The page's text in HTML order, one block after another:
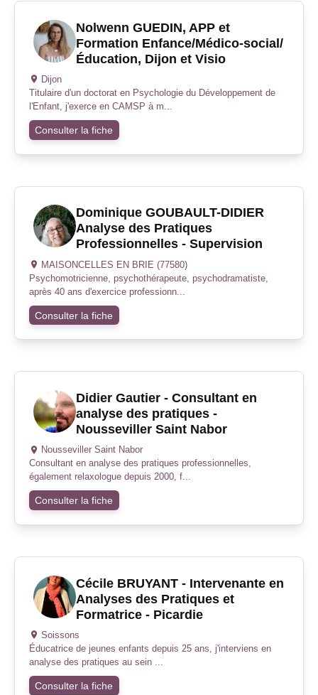
Nolwenn GUEDIN, APP et
Formation Enfance/Médico-social/
Éducation, Dijon et Visio
Dijon
Titulaire d'un doctorat en Psychologie du Développement de
l'Enfant, j'exerce en CAMSP à m...
Consulter la fiche
Dominique GOUBAULT-DIDIER
Analyse des Pratiques
Professionnelles - Supervision
MAISONCELLES EN BRIE (77580)
Psychomotricienne, psychothérapeute, psychodramatiste,
après 40 ans d'exercice professionn...
Consulter la fiche
Didier Gautier - Consultant en
analyse des pratiques -
Nousseviller Saint Nabor
Nousseviller Saint Nabor
Consultant en analyse des pratiques professionnelles,
également relaxologue depuis 2000, f...
Consulter la fiche
Cécile BRUYANT - Intervenante en
Analyses des Pratiques et
Formatrice - Picardie
Soissons
Éducatrice de jeunes enfants depuis 25 ans, j'interviens en
analyse des pratiques au sein ...
Consulter la fiche